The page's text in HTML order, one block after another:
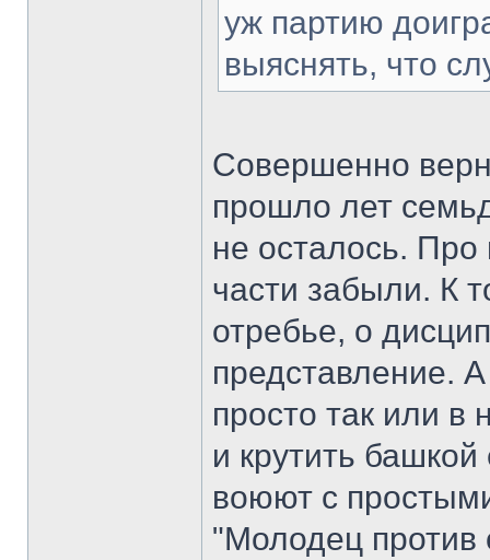
уж партию
выяснять, что
Совершенно
прошло лет
не осталось. Про
части забыли. К
отребье, о
представление.
просто так или в
и крутить
воюют с
"Молодец против